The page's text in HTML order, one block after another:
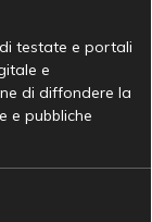
testate e portali
e
di diffondere la
e pubbliche